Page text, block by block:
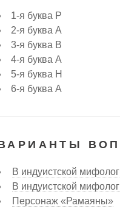
1-я буква Р
2-я буква А
3-я буква В
4-я буква А
5-я буква Н
6-я буква А
В индуистской
В индуистской
Персонаж «Рамаяны»